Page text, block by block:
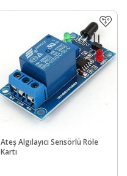
Ateş Algılayıcı Sensörlü Röle
Kartı